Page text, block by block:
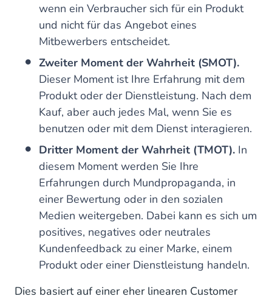
wenn ein Verbraucher sich für ein Produkt
und nicht für das Angebot eines
Mitbewerbers entscheidet.
Zweiter Moment der Wahrheit (SMOT).
Dieser Moment ist Ihre Erfahrung mit dem
Produkt oder der Dienstleistung. Nach dem
Kauf, aber auch jedes Mal, wenn Sie es
benutzen oder mit dem Dienst interagieren.
Dritter Moment der Wahrheit (TMOT). In
diesem Moment werden Sie Ihre
Erfahrungen durch Mundpropaganda, in
einer Bewertung oder in den sozialen
Medien weitergeben. Dabei kann es sich um
positives, negatives oder neutrales
Kundenfeedback zu einer Marke, einem
Produkt oder einer Dienstleistung handeln.
Dies basiert auf einer eher linearen Customer